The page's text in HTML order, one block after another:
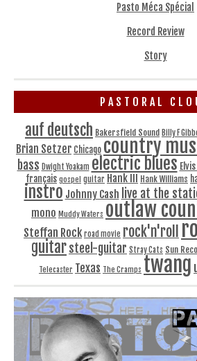
Pasto Méca Spécial
Record Review
Story
PASTORAL
auf deutsch Bakersfield Sound Billy F
Brian Setzer Chicago country
bass Dwight Yoakam electric blues
français gospel guitar Hank III Hank Williams
instro Johnny Cash live at the
mono Muddy Waters outlaw
Steffan Rock road movie rock'n'roll
guitarsteel-guitar Stray Cats Sun
Telecaster Texas The Cramps twang